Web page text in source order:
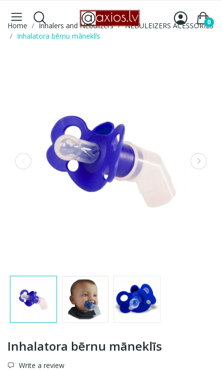
0
Home Inhalers and Nebulizers
NEBULEIZERS ACESSORIES
Inhalatora bērnu māneklīs
Inhalatora bērnu māneklīs
Write a review